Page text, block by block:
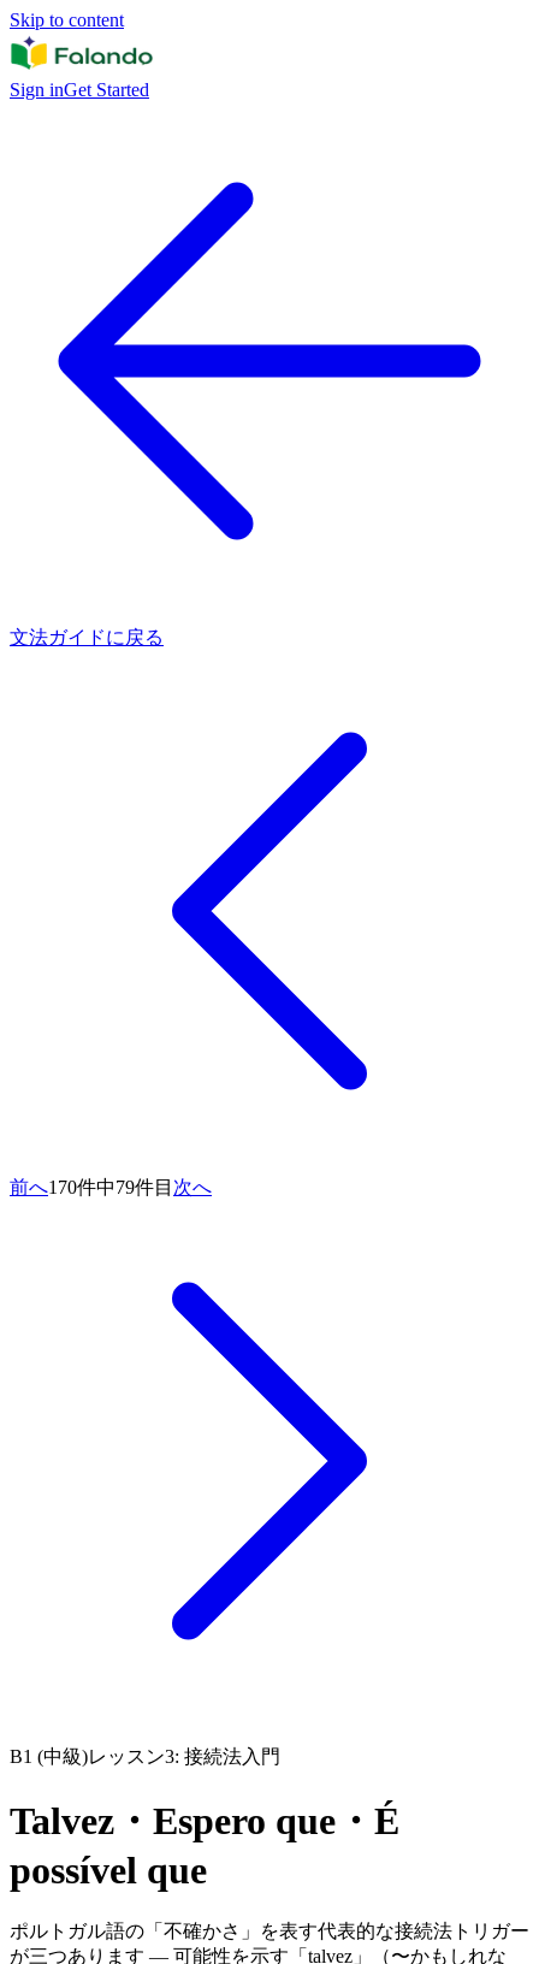
Skip to content
Sign inGet Started
文法ガイドに戻る
前へ170件中79件目 次へ
B1 (中級)レッスン3: 接続法入門
Talvez・Espero que・É
possível que
ポルトガル語の「不確かさ」を表す代表的な接続法トリガー
が三つあります — 可能性を示す「talvez」（〜かもしれな